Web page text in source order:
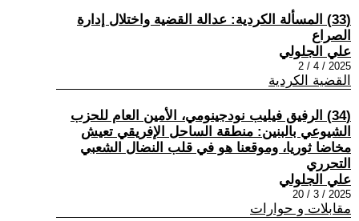
(33) المسألة الكردية: عدالة القضية واختلال إدارة
الصراع
علي الجلولي
2025 / 4 / 2
القضية الكردية
(34) الرفيق فيليب نودجينومي، الأمين العام للحزب
الشيوعي بالبنين: منطقة الساحل الإفريقي تعيش
مخاضا ثوريا، وموقعنا هو في قلب النضال الشعبي
التحرري
علي الجلولي
2025 / 3 / 20
مقابلات و حوارات